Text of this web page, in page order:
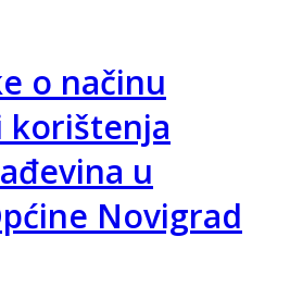
o načinu
korištenja
u
Novigrad